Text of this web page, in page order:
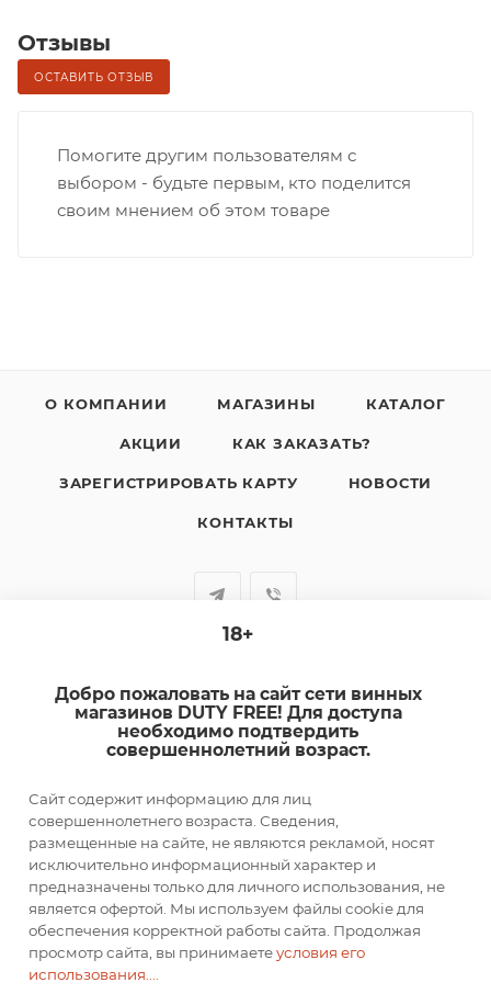
Отзывы
ОСТАВИТЬ ОТЗЫВ
Помогите другим пользователям с
выбором - будьте первым, кто поделится
своим мнением об этом товаре
О КОМПАНИИ МАГАЗИНЫ КАТАЛОГ
АКЦИИ КАК ЗАКАЗАТЬ?
ЗАРЕГИСТРИРОВАТЬ КАРТУ НОВОСТИ
КОНТАКТЫ
sale@dutyfree-online.ru
г. Кострома, ул. Шагова, д. 221, кв. 24
ПОДПИСАТЬСЯ НА РАССЫЛКУ
ПОЛИТИКА КОНФИДЕНЦИАЛЬНОСТИ
2026 © DUTY FREE
18+
Добро пожаловать на сайт сети винных
магазинов DUTY FREE! Для доступа
необходимо подтвердить
совершеннолетний возраст.
Сайт содержит информацию для лиц
совершеннолетнего возраста. Сведения,
размещенные на сайте, не являются рекламой, носят
исключительно информационный характер и
предназначены только для личного использования, не
является офертой. Мы используем файлы cookie для
обеспечения корректной работы сайта. Продолжая
просмотр сайта, вы принимаетеусловия его
использования....